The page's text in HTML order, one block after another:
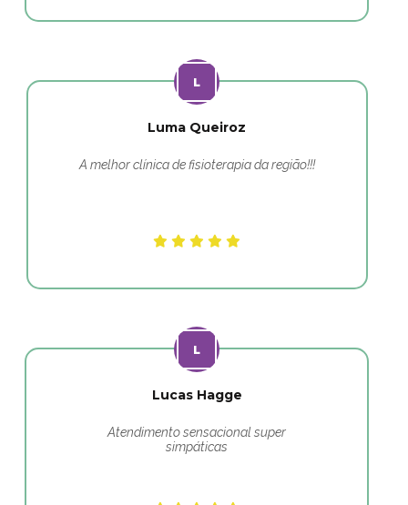
Luma Queiroz
A melhor clínica de fisioterapia da região!!!
Lucas Hagge
Atendimento sensacional super
simpáticas